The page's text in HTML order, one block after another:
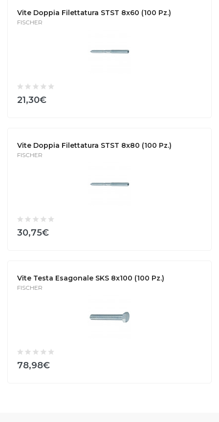
Vite Doppia Filettatura STST 8x60 (100 Pz.)
FISCHER
21,30€
Vite Doppia Filettatura STST 8x80 (100 Pz.)
FISCHER
30,75€
Vite Testa Esagonale SKS 8x100 (100 Pz.)
FISCHER
78,98€